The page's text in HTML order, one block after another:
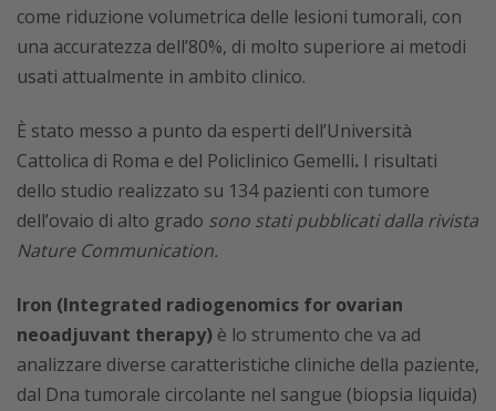
come riduzione volumetrica delle lesioni tumorali, con
una accuratezza dell’80%, di molto superiore ai metodi
usati attualmente in ambito clinico.
È stato messo a punto da esperti dell’Università
Cattolica di Roma e del Policlinico Gemelli. I risultati
dello studio realizzato su 134 pazienti con tumore
dell’ovaio di alto grado sono stati pubblicati dalla rivista
Nature Communication.
Iron (Integrated radiogenomics for ovarian
neoadjuvant therapy) è lo strumento che va ad
analizzare diverse caratteristiche cliniche della paziente,
dal Dna tumorale circolante nel sangue (biopsia liquida)